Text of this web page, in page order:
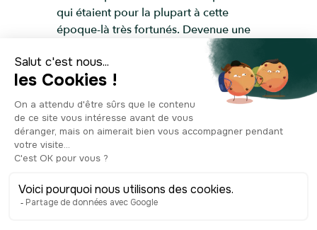
qui étaient pour la plupart à cette
époque-là très fortunés. Devenue une
prison pendant la Révolution, cette
église sera rendue au culte et
deviendra l’un des monuments
d’Auxerre à ne pas manquer pour
découvrir son patrimoine à la fois
architectural et historique !